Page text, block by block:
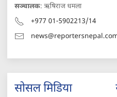
सञ्चालक: ऋषिराज धमला
+977 01-5902213/14
सोसल मिडिया